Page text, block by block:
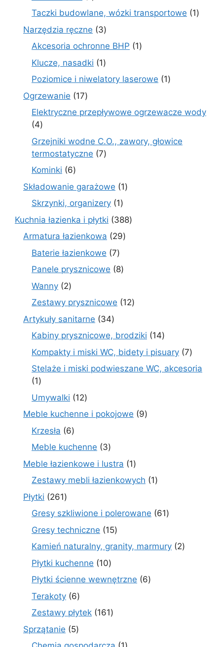
produkt
Taczki budowlane, wózki transportowe 11
Narzędzia ręczne 33
produkty
Akcesoria ochronne BHP 11
Klucze, nasadki 11
produkt
Poziomice i niwelatory laserowe 11
Ogrzewanie 1717
produktów
Elektryczne przepływowe ogrzewacze wody
44
produkty
Grzejniki wodne C.O., zawory, głowice
termostatyczne 77
Kominki 66
produktów
Składowanie garażowe 11
Skrzynki, organizery 11
produkt
Kuchnia łazienka i płytki 388388
Armatura łazienkowa 2929
Baterie łazienkowe 77
produktów
Panele prysznicowe 88
Wanny 22
produkty
Zestawy prysznicowe 1212
Artykuły sanitarne 3434
produkty
Kabiny prysznicowe, brodziki 1414
produktów
Kompakty i miski WC, bidety i pisuary 77
Stelaże i miski podwieszane WC, akcesoria
11
produkt
Umywalki 1212
produktów
Meble kuchenne i pokojowe 99
Krzesła 66
produktów
Meble kuchenne 33
produkty
Meble łazienkowe i lustra 11
produkt
Zestawy mebli łazienkowych 11
Płytki 261261
produktów
Gresy szkliwione i polerowane 6161
Gresy techniczne 1515
produktów
Kamień naturalny, granity, marmury 22
Płytki kuchenne 1010
produktów
Płytki ścienne wewnętrzne 66
Terakoty 66
produktów
Zestawy płytek 161161
Sprzątanie 55
produktów
1